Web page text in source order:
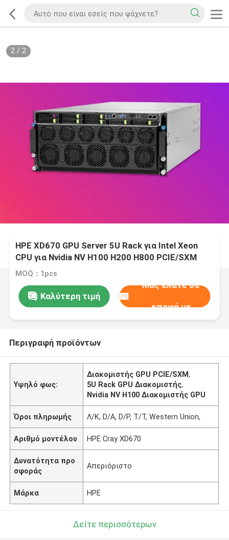
2/ 2
HPE XD670 GPU Server 5U Rack για Intel Xeon
CPU για Nvidia NV H100 H200 H800 PCIE/SXM
Nvlink AI Supercomputing Case
MOQ：1pcs
Καλύτερη τιμή
Μας ελάτε σε
επαφή με
Περιγραφή προϊόντων
Υψηλό φως:
Διακομιστής GPU PCIE/SXM,
5U Rack GPU Διακομιστής,
Nvidia NV H100 Διακομιστής GPU
Όροι πληρωμής Λ/Κ, D/A, D/P, T/T, Western Union,
Αριθμό μοντέλου HPE Cray XD670
Δυνατότητα προ
σφοράς
Απεριόριστο
Μάρκα HPE
Δείτε περισσότερων